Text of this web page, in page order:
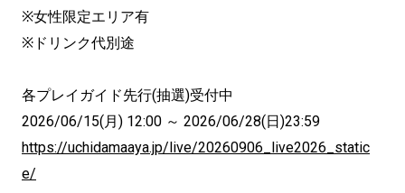
※女性限定エリア有
※ドリンク代別途
各プレイガイド先行(抽選)受付中
2026/06/15(月) 12:00 ～ 2026/06/28(日)23:59
https://uchidamaaya.jp/live/20260906_live2026_static
e/